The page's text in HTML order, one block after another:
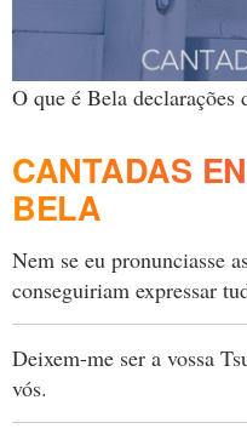
O que é Bela declarações
CANTADAS
BELA
Nem se eu pronunciasse
conseguiriam expressar
Deixem-me ser a vossa
vós.